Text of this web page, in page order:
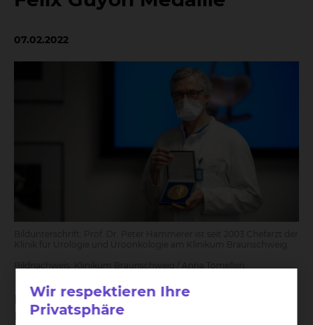
07.02.2022
Prof. Dr. Peter Hammerer wurde als dritter
Deutscher von der Société Internationale
Wir respektieren Ihre
Privatsphäre